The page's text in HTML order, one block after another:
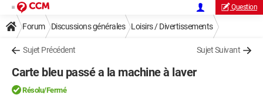
Question
Forum Discussions générales Loisirs / Divertissements
Sujet Précédent Sujet Suivant
Carte bleu passé a la machine à laver
Résolu/Fermé